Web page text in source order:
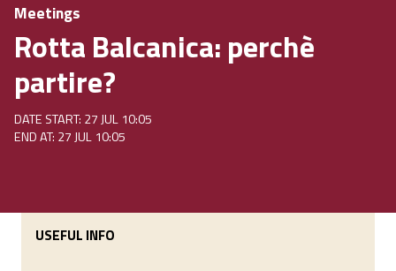
Meetings
Rotta Balcanica: perchè
partire?
DATE START: 27 JUL 10:05
END AT: 27 JUL 10:05
USEFUL INFO